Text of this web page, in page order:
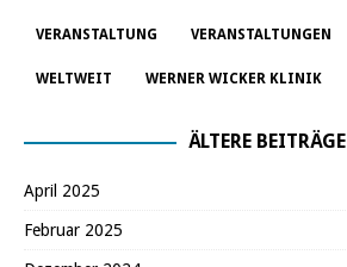
VERANSTALTUNG VERANSTALTUNGEN
WELTWEIT WERNER WICKER KLINIK
ÄLTERE BEITRÄGE
April 2025
Februar 2025